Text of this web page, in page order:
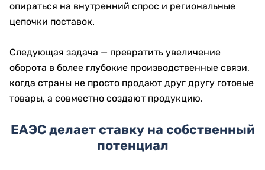
опираться на внутренний спрос и региональные
цепочки поставок.
Следующая задача — превратить увеличение
оборота в более глубокие производственные связи,
когда страны не просто продают друг другу готовые
товары, а совместно создают продукцию.
ЕАЭС делает ставку на собственный
потенциал